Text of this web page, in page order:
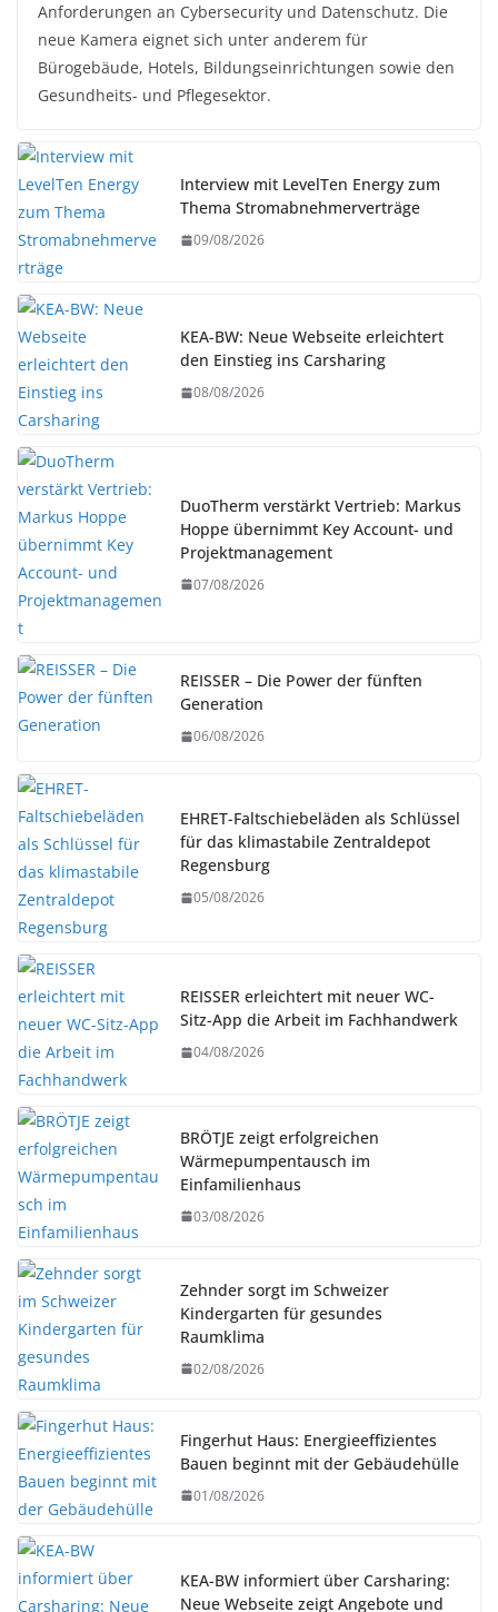
Anforderungen an Cybersecurity und Datenschutz. Die
neue Kamera eignet sich unter anderem für
Bürogebäude, Hotels, Bildungseinrichtungen sowie den
Gesundheits- und Pflegesektor.
Interview mit LevelTen Energy zum
Thema Stromabnehmerverträge
09/08/2026
KEA-BW: Neue Webseite erleichtert
den Einstieg ins Carsharing
08/08/2026
DuoTherm verstärkt Vertrieb: Markus
Hoppe übernimmt Key Account- und
Projektmanagement
07/08/2026
REISSER – Die Power der fünften
Generation
06/08/2026
EHRET-Faltschiebeläden als Schlüssel
für das klimastabile Zentraldepot
Regensburg
05/08/2026
REISSER erleichtert mit neuer WC-
Sitz-App die Arbeit im Fachhandwerk
04/08/2026
BRÖTJE zeigt erfolgreichen
Wärmepumpentausch im
Einfamilienhaus
03/08/2026
Zehnder sorgt im Schweizer
Kindergarten für gesundes
Raumklima
02/08/2026
Fingerhut Haus: Energieeffizientes
Bauen beginnt mit der Gebäudehülle
01/08/2026
KEA-BW informiert über Carsharing:
Neue Webseite zeigt Angebote und